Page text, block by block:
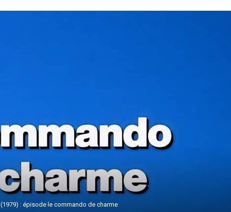
: épisode le commando de charme